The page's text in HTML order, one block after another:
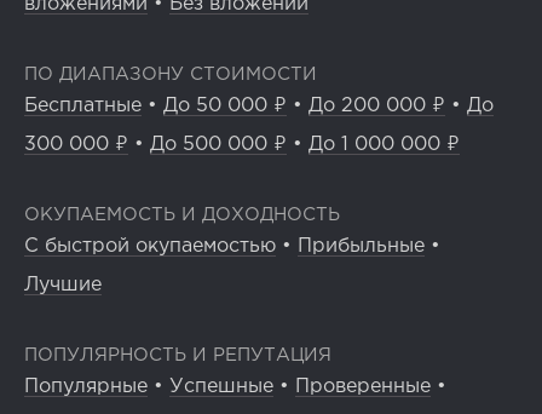
вложениями • Без вложений
ПО ДИАПАЗОНУ СТОИМОСТИ
Бесплатные • До 50 000 ₽ • До 200 000 ₽ • До
300 000 ₽ • До 500 000 ₽ • До 1 000 000 ₽
ОКУПАЕМОСТЬ И ДОХОДНОСТЬ
С быстрой окупаемостью • Прибыльные •
Лучшие
ПОПУЛЯРНОСТЬ И РЕПУТАЦИЯ
Популярные • Успешные • Проверенные •